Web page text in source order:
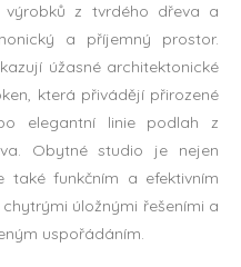
výrobků z tvrdého dřeva a
a příjemný prostor.
úžasné architektonické
která přivádějí přirozené
elegantní linie podlah z
Obytné studio je nejen
také funkčním a efektivním
úložnými řešeními a
uspořádáním.